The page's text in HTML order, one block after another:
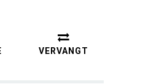
VERVANGT